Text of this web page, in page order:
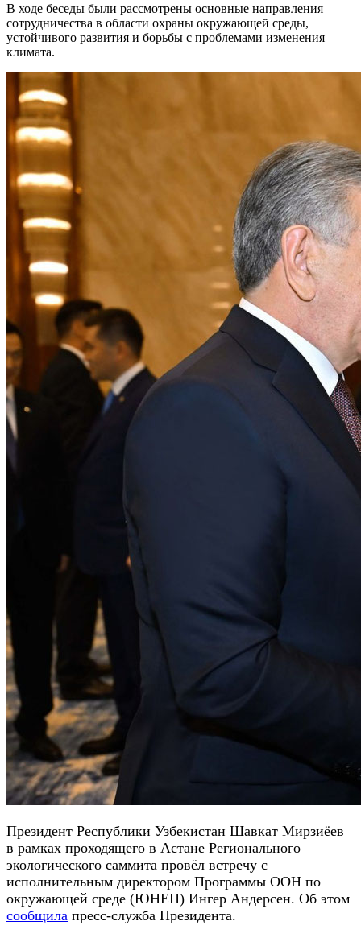
В ходе беседы были рассмотрены основные направления
сотрудничества в области охраны окружающей среды,
устойчивого развития и борьбы с проблемами изменения
климата.
Президент Республики Узбекистан Шавкат Мирзиёев
в рамках проходящего в Астане Регионального
экологического саммита провёл встречу с
исполнительным директором Программы ООН по
окружающей среде (ЮНЕП) Ингер Андерсен. Об этом
сообщила пресс-служба Президента.